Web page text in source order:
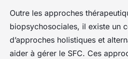
Outre les approches
biopsychosociales, il existe un
d’approches holistiques et
aider à gérer le SFC. Ces